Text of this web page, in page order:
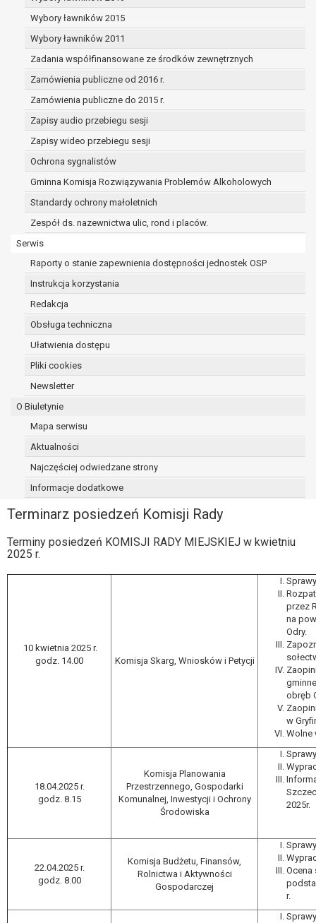
Wybory ławników 2015
Wybory ławników 2011
Zadania współfinansowane ze środków zewnętrznych
Zamówienia publiczne od 2016 r.
Zamówienia publiczne do 2015 r.
Zapisy audio przebiegu sesji
Zapisy wideo przebiegu sesji
Ochrona sygnalistów
Gminna Komisja Rozwiązywania Problemów Alkoholowych
Standardy ochrony małoletnich
Zespół ds. nazewnictwa ulic, rond i placów.
Serwis
Raporty o stanie zapewnienia dostępności jednostek OSP
Instrukcja korzystania
Redakcja
Obsługa techniczna
Ułatwienia dostępu
Pliki cookies
Newsletter
O Biuletynie
Mapa serwisu
Aktualności
Najczęściej odwiedzane strony
Informacje dodatkowe
Terminarz posiedzeń Komisji Rady
Terminy posiedzeń KOMISJI RADY MIEJSKIEJ w kwietniu
2025 r.
10 kwietnia 2025 r.
godz. 14.00
Komisja Skarg, Wniosków i Petycji
przez
na
Odry.
obręb
w
Wolne
18.04.2025 r.
godz. 8.15
Komisja Planowania
Przestrzennego, Gospodarki
Komunalnej, Inwestycji i Ochrony
Środowiska
2025r.
22.04.2025 r.
godz. 8.00
Komisja Budżetu, Finansów,
Rolnictwa i Aktywności
Gospodarczej
Ocena
r.
Organem właściwym do wniesienia skargi jest Prezes
Osobowych.
W zależności od sfery, w której przetwarzane są dane
osobowych jest dobrowolne albo jest wymogiem
Pani/Pana dane nie będą poddawane
tym również profilowaniu.